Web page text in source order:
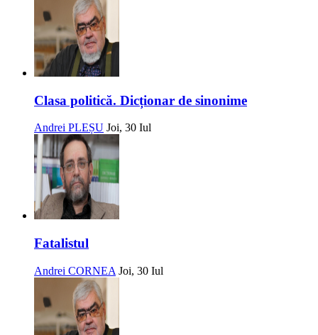
Clasa politică. Dicționar de sinonime
Andrei PLEȘU Joi, 30 Iul
Fatalistul
Andrei CORNEA Joi, 30 Iul